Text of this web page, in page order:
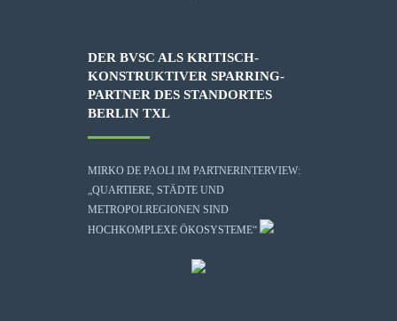
DER BVSC ALS KRITISCH-
KONSTRUKTIVER SPARRING-
PARTNER DES STANDORTES
BERLIN TXL
MIRKO DE PAOLI IM PARTNERINTERVIEW:
„QUARTIERE, STÄDTE UND
METROPOLREGIONEN SIND
HOCHKOMPLEXE ÖKOSYSTEME“